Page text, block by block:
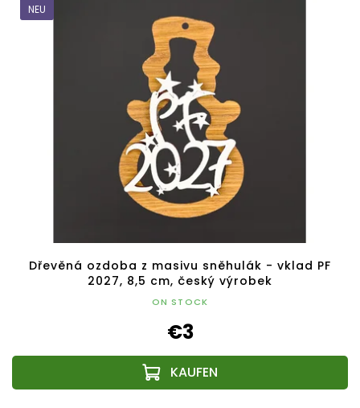
NEU
Dřevěná ozdoba z masivu sněhulák - vklad PF
2027, 8,5 cm, český výrobek
ON STOCK
€3